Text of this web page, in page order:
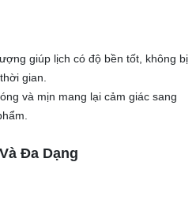
giúp lịch có độ bền tốt, không bị
gian.
và mịn mang lại cảm giác sang
Đa Dạng